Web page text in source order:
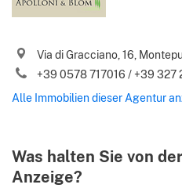
Ich stimme Ihren
Datenschutzbestimmungenzu
Bitte senden Sie mir Italiens
Via di Gracciano, 16,
+39 0578 717016 / +39 327
Alle Immobilien dieser Agentur
Was halten Sie von
Anzeige?